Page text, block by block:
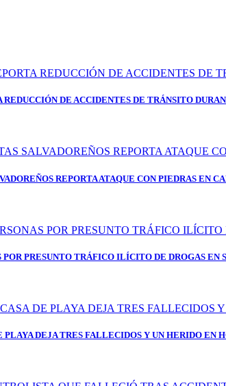
DE ACCIDENTES DE TRÁNSITO
REPORTA ATAQUE CON PIEDRAS EN
POR PRESUNTO TRÁFICO ILÍCITO DE DROGAS EN
PLAYA DEJA TRES FALLECIDOS Y UN HERIDO EN